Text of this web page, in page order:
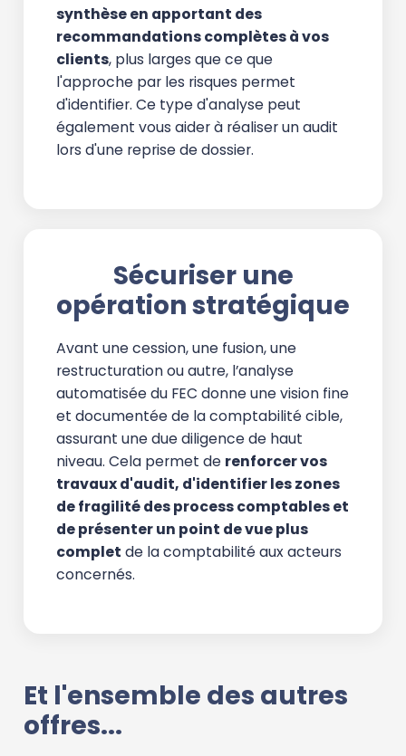
synthèse en apportant des
recommandations complètes à vos
clients, plus larges que ce que
l'approche par les risques permet
d'identifier. Ce type d'analyse peut
également vous aider à réaliser un audit
lors d'une reprise de dossier.
Sécuriser une
opération stratégique
Avant une cession, une fusion, une
restructuration ou autre, l’analyse
automatisée du FEC donne une vision fine
et documentée de la comptabilité cible,
assurant une due diligence de haut
niveau. Cela permet de renforcer vos
travaux d'audit, d'identifier les zones
de fragilité des process comptables et
de présenter un point de vue plus
complet de la comptabilité aux acteurs
concernés.
Et l'ensemble des autres
offres...